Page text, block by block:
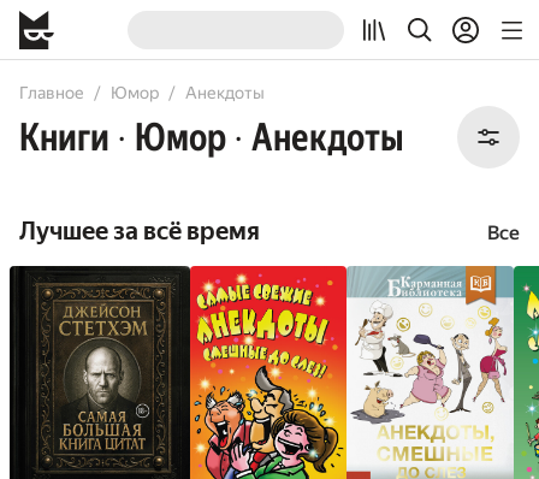
Главное Юмор Анекдоты
AllBooksAudiobooks
Книги • Юмор • Анекдоты
Лучшее за всё время Все